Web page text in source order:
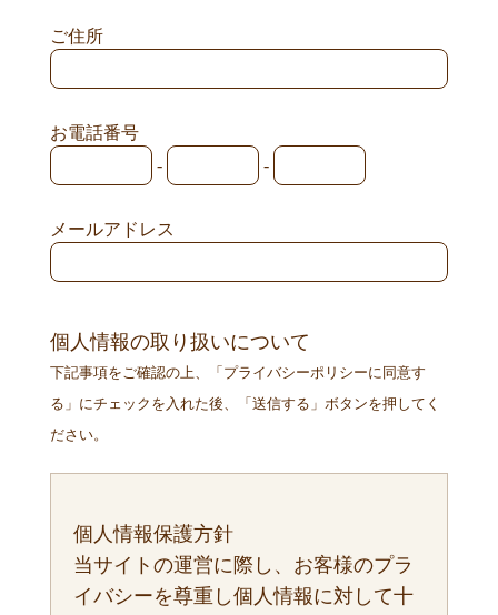
ご住所
お電話番号
-
-
メールアドレス
個人情報の取り扱いについて
下記事項をご確認の上、「プライバシーポリシーに同意す
る」にチェックを入れた後、「送信する」ボタンを押してく
ださい。
個人情報保護方針
当サイトの運営に際し、お客様のプラ
イバシーを尊重し個人情報に対して十